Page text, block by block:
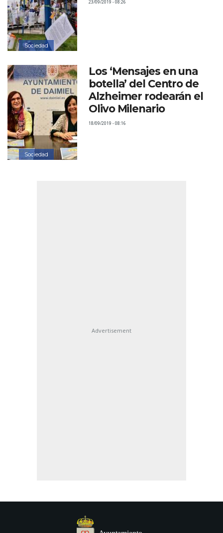
Sociedad
23/09/2019 - 08:26
Sociedad
Los ‘Mensajes en una
botella’ del Centro de
Alzheimer rodearán el
Olivo Milenario
18/09/2019 - 08:16
Advertisement